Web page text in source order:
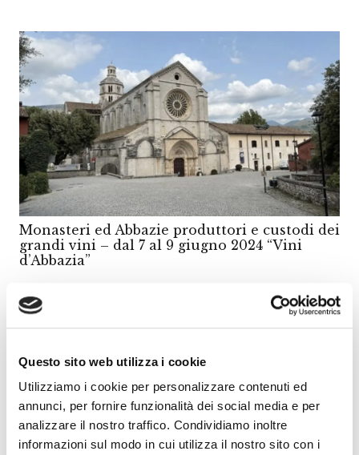
Questo sito web utilizza i cookie
Utilizziamo i cookie per personalizzare contenuti ed
annunci, per fornire funzionalità dei social media e per
analizzare il nostro traffico. Condividiamo inoltre
informazioni sul modo in cui utilizza il nostro sito con i
Monasteri ed Abbazie produttori e custodi dei
grandi vini – dal 7 al 9 giugno 2024 “Vini
d’Abbazia”